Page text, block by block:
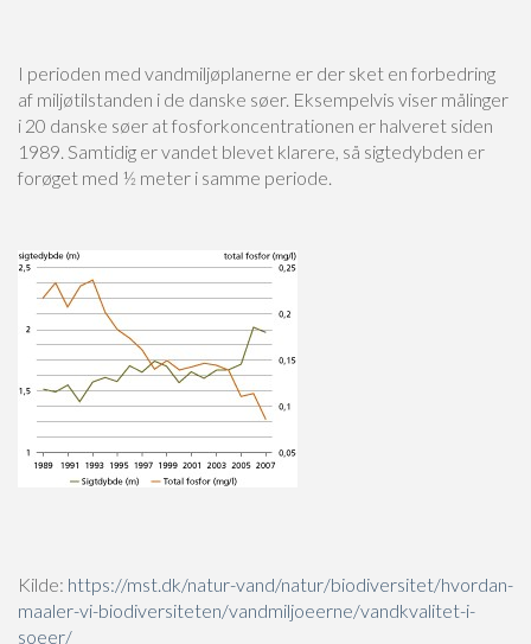
I perioden med vandmiljøplanerne er der sket en forbedring
af miljøtilstanden i de danske søer. Eksempelvis viser målinger
i 20 danske søer at fosforkoncentrationen er halveret siden
1989. Samtidig er vandet blevet klarere, så sigtedybden er
forøget med ½ meter i samme periode.
Kilde: https://mst.dk/natur-vand/natur/biodiversitet/hvordan-
maaler-vi-biodiversiteten/vandmiljoeerne/vandkvalitet-i-
soeer/